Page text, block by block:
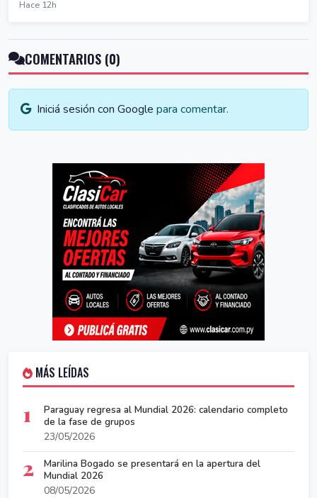
Hace 12h
COMENTARIOS (0)
Iniciá sesión con Google para comentar.
MÁS LEÍDAS
1
Paraguay regresa al Mundial 2026: calendario completo
de la fase de grupos
23/05/2026
2
Marilina Bogado se presentará en la apertura del
Mundial 2026
08/05/2026